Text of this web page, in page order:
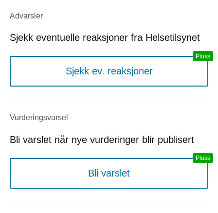
Advarsler
Sjekk eventuelle reaksjoner fra Helsetilsynet
Sjekk ev. reaksjoner
Vurderings­varsel
Bli varslet når nye vurderinger blir publisert
Bli varslet